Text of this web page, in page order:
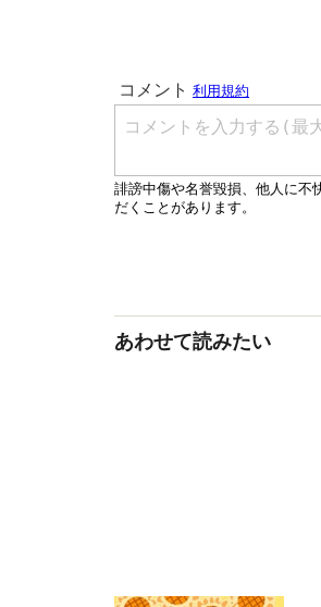
あわせて読みたい